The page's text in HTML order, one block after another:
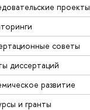
проекты
советы
диссертаций
развитие
и гранты